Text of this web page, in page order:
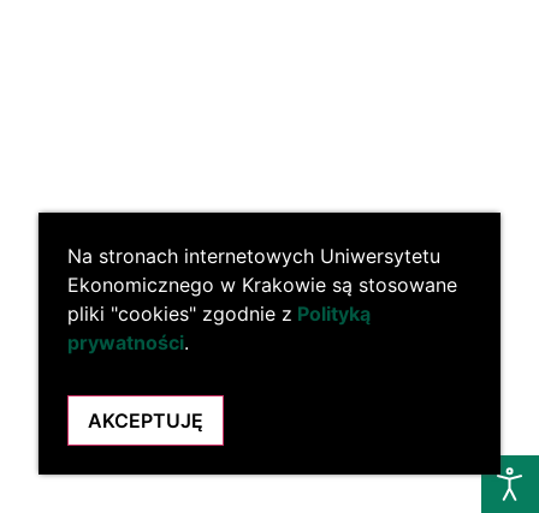
Na stronach internetowych Uniwersytetu
Ekonomicznego w Krakowie są stosowane
pliki "cookies" zgodnie z Polityką
prywatności.
AKCEPTUJĘ